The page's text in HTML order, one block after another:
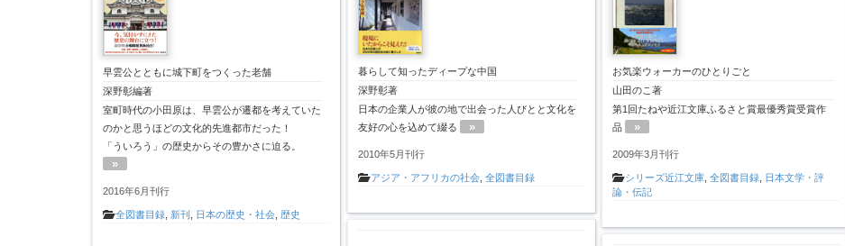
早雲公とともに城下町をつくった老舗
深野彰編著
室町時代の小田原は、早雲公が遷都を考えていた
のかと思うほどの文化的先進都市だった！
「ういろう」の歴史からその豊かさに迫る。
»
2016年6月刊行
全図書目録 新刊 日本の歴史・社会 歴史
暮らして知ったディープな中国
深野彰著
日本の企業人が彼の地で出会った人びとと文化を
友好の心を込めて綴る
»
2010年5月刊行
アジア・アフリカの社会, 全図書目録
お気楽ウォーカーのひとりごと
山田のこ著
第1回たねや近江文庫ふるさと賞最優秀賞受賞作
品
»
2009年3月刊行
シリーズ近江文庫 ,全図書目録 日本文学・評
論・伝記